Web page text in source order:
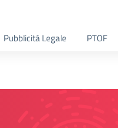
Pubblicità Legale PTOF